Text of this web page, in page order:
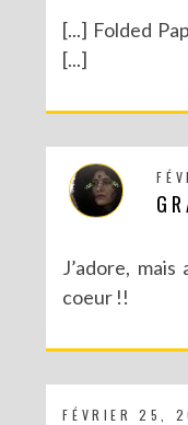
[...] Folded
[...]
J’adore,
coeur !!
FÉVRIER 25,